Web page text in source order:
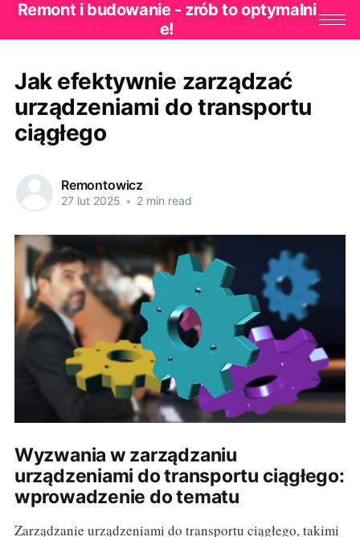
Remont i budowanie - zrób to optymalni
e!
Jak efektywnie zarządzać
urządzeniami do transportu
ciągłego
Remontowicz
27 lut 2025 • 2 min read
Wyzwania w zarządzaniu
urządzeniami do transportu ciągłego:
wprowadzenie do tematu
Zarządzanie urządzeniami do transportu ciągłego, takimi